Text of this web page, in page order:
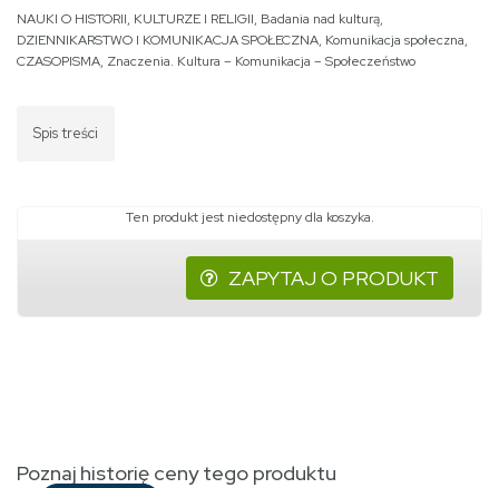
NAUKI O HISTORII, KULTURZE I RELIGII, Badania nad kulturą,
DZIENNIKARSTWO I KOMUNIKACJA SPOŁECZNA, Komunikacja społeczna,
CZASOPISMA, Znaczenia. Kultura – Komunikacja – Społeczeństwo
Spis treści
Ten produkt jest niedostępny dla koszyka.
ZAPYTAJ O PRODUKT
Poznaj historię ceny tego produktu